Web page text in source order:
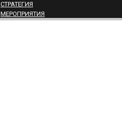
СТРАТЕГИЯ
МЕРОПРИЯТИЯ